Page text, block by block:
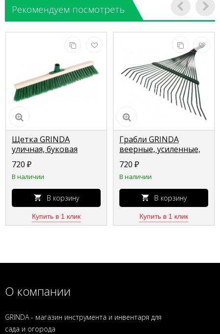
Рекомендуем посмотреть
Щетка GRINDA
уличная, буковая
колодка, ширина 600
мм 39250-600
720 ₽
В наличии
В корзину
Купить в 1 клик
Грабли GRINDA
веерные, усиленные,
22 плоских зубца
421871
720 ₽
В наличии
В корзину
Купить в 1 клик
О компании
GRINDA - магазин инструмента и инвентаря для
сада и огорода